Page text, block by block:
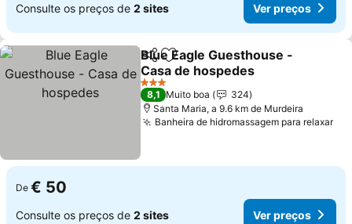
Consulte os preços de 2 sites Ver preços
PartilharAdicionar aos favoritos
Blue Eagle Guesthouse -
Casa de hospedes
Ver preços
3 Estrelas
8,1 Muito boa
324
Santa Maria, a 9.6 km de Murdeira
Banheira de hidromassagem para relaxar
De € 50
Consulte os preços de 2 sites Ver preços